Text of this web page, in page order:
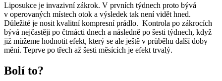
Liposukce je invazivní zákrok. V prvních týdnech proto bývá
v operovaných místech otok a výsledek tak není vidět hned.
Důležité je nosit kvalitní kompresní prádlo. Kontrola po zákrocích
bývá nejčastěji po čtrnácti dnech a následně po šesti týdnech, když
již můžeme hodnotit efekt, který se ale ještě v průběhu další doby
mění. Teprve po třech až šesti měsících je efekt trvalý.
Bolí to?